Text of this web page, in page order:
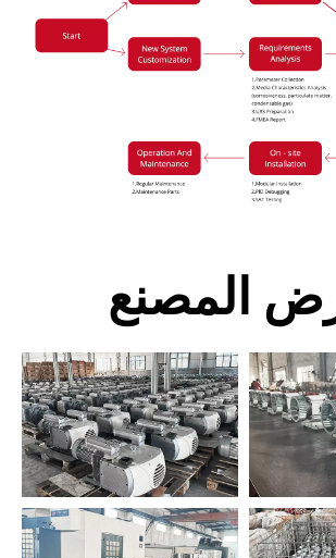
المصنع